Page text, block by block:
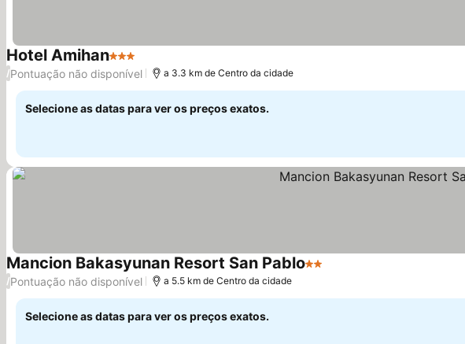
Hotel Amihan3 EstrelasVer preços
/Pontuação não disponível a 3.3 km de Centro da cidade
Selecione as datas para ver os preços exatos.
Mancion Bakasyunan Resort San Pablo2 Estrelas
/Pontuação não disponível a 5.5 km de Centro da cidade
Selecione as datas para ver os preços exatos.